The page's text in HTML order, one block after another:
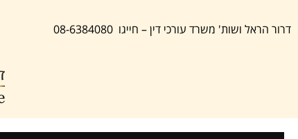
דרור הראל ושות' משרד עורכי דין – חייגו 08-6384080